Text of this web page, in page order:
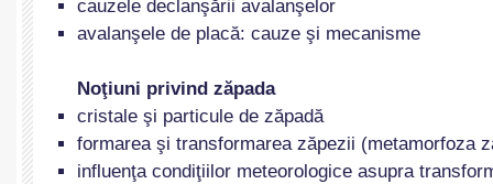
cauzele declanşării avalanşelor
avalanşele de placă: cauze şi mecanisme
Noţiuni privind zăpada
cristale şi particule de zăpadă
formarea şi transformarea zăpezii (metamorfoza
influenţa condiţiilor meteorologice asupra